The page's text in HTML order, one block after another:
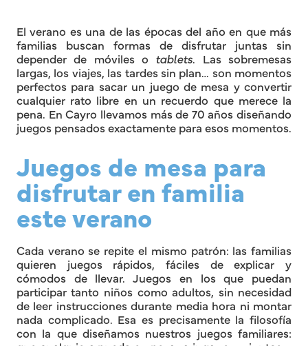
El verano es una de las épocas del año en que más
familias buscan formas de disfrutar juntas sin
depender de móviles o tablets. Las sobremesas
largas, los viajes, las tardes sin plan… son momentos
perfectos para sacar un juego de mesa y convertir
cualquier rato libre en un recuerdo que merece la
pena. En Cayro llevamos más de 70 años diseñando
juegos pensados exactamente para esos momentos.
Juegos de mesa para
disfrutar en familia
este verano
Cada verano se repite el mismo patrón: las familias
quieren juegos rápidos, fáciles de explicar y
cómodos de llevar. Juegos en los que puedan
participar tanto niños como adultos, sin necesidad
de leer instrucciones durante media hora ni montar
nada complicado. Esa es precisamente la filosofía
con la que diseñamos nuestros juegos familiares: